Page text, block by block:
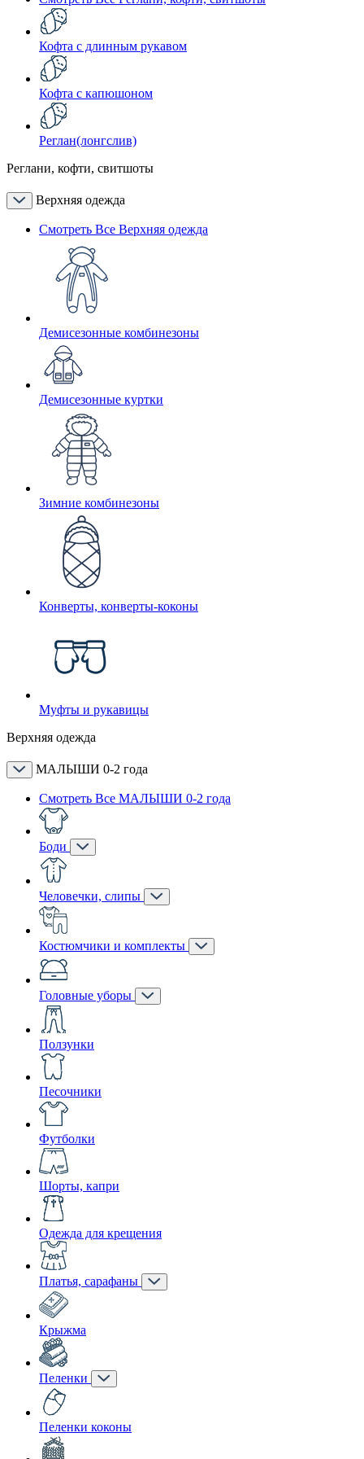
Кофта с длинным рукавом
Кофта с капюшоном
Реглан(лонгслив)
Реглани, кофти, свитшоты
Верхняя одежда
Смотреть Все Верхняя одежда
Демисезонные комбинезоны
Демисезонные куртки
Зимние комбинезоны
Конверты, конверты-коконы
Муфты и рукавицы
Верхняя одежда
МАЛЫШИ 0-2 года
Смотреть Все МАЛЫШИ 0-2 года
Боди
Человечки, слипы
Костюмчики и комплекты
Головные уборы
Ползунки
Песочники
Футболки
Шорты, капри
Одежда для крещения
Платья, сарафаны
Крыжма
Пеленки
Пеленки коконы